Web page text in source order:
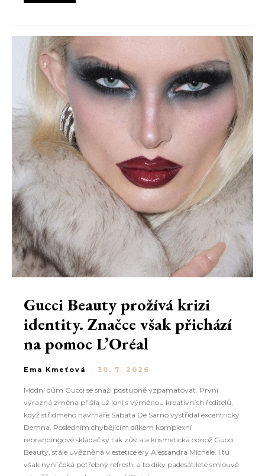
Gucci Beauty prožívá krizi
identity. Značce však přichází
na pomoc L’Oréal
Ema Kmeťová - 30. 7. 2026
Módní dům Gucci se snaží postupně vzpamatovat. První
výrazná změna přišla už loni s výměnou kreativních ředitelů,
když střídmého návrháře Sabata De Sarno vystřídal excentrický
Demna. Posledním chybějícím dílkem komplexní
rebrandingové skládačky tak zůstala kosmetická odnož Gucci
Beauty, stále uvězněná v estetice éry Alessandra Michele. I tu
však nyní čeká potřebný refresh, a to díky padesátileté smlouvě